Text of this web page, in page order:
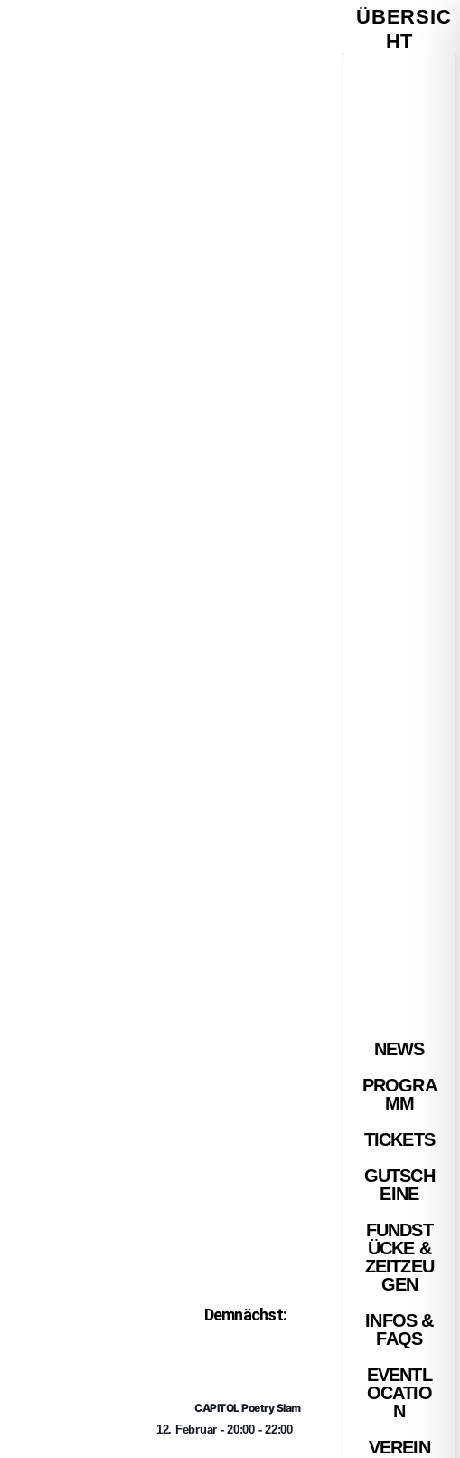
Demnächst:
CAPITOL Poetry Slam
12. Februar -20:00-22:00
ÜBERSIC
HT
NEWS
PROGRA
MM
TICKETS
GUTSCH
EINE
FUNDST
ÜCKE &
ZEITZEU
GEN
INFOS &
FAQS
EVENTL
OCATIO
N
VEREIN